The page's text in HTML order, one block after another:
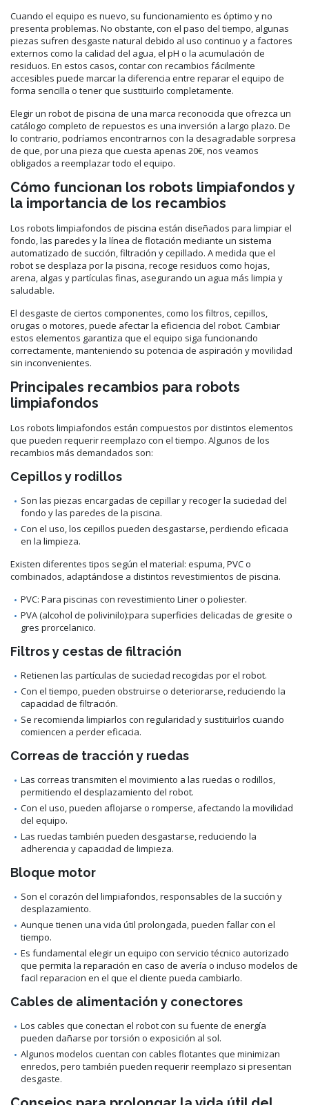
Cuando el equipo es nuevo, su funcionamiento es óptimo y no
presenta problemas. No obstante, con el paso del tiempo, algunas
piezas sufren desgaste natural debido al uso continuo y a factores
externos como la calidad del agua, el pH o la acumulación de
residuos. En estos casos, contar con recambios fácilmente
accesibles puede marcar la diferencia entre reparar el equipo de
forma sencilla o tener que sustituirlo completamente.
Elegir un robot de piscina de una marca reconocida que ofrezca un
catálogo completo de repuestos es una inversión a largo plazo. De
lo contrario, podríamos encontrarnos con la desagradable sorpresa
de que, por una pieza que cuesta apenas 20€, nos veamos
obligados a reemplazar todo el equipo.
Cómo funcionan los robots limpiafondos y
la importancia de los recambios
Los robots limpiafondos de piscina están diseñados para limpiar el
fondo, las paredes y la línea de flotación mediante un sistema
automatizado de succión, filtración y cepillado. A medida que el
robot se desplaza por la piscina, recoge residuos como hojas,
arena, algas y partículas finas, asegurando un agua más limpia y
saludable.
El desgaste de ciertos componentes, como los filtros, cepillos,
orugas o motores, puede afectar la eficiencia del robot. Cambiar
estos elementos garantiza que el equipo siga funcionando
correctamente, manteniendo su potencia de aspiración y movilidad
sin inconvenientes.
Principales recambios para robots
limpiafondos
Los robots limpiafondos están compuestos por distintos elementos
que pueden requerir reemplazo con el tiempo. Algunos de los
recambios más demandados son:
Cepillos y rodillos
Son las piezas encargadas de cepillar y recoger la suciedad del
fondo y las paredes de la piscina.
Con el uso, los cepillos pueden desgastarse, perdiendo eficacia
en la limpieza.
Existen diferentes tipos según el material: espuma, PVC o
combinados, adaptándose a distintos revestimientos de piscina.
PVC: Para piscinas con revestimiento Liner o poliester.
PVA (alcohol de polivinilo):para superficies delicadas de gresite o
gres prorcelanico.
Filtros y cestas de filtración
Retienen las partículas de suciedad recogidas por el robot.
Con el tiempo, pueden obstruirse o deteriorarse, reduciendo la
capacidad de filtración.
Se recomienda limpiarlos con regularidad y sustituirlos cuando
comiencen a perder eficacia.
Correas de tracción y ruedas
Las correas transmiten el movimiento a las ruedas o rodillos,
permitiendo el desplazamiento del robot.
Con el uso, pueden aflojarse o romperse, afectando la movilidad
del equipo.
Las ruedas también pueden desgastarse, reduciendo la
adherencia y capacidad de limpieza.
Bloque motor
Son el corazón del limpiafondos, responsables de la succión y
desplazamiento.
Aunque tienen una vida útil prolongada, pueden fallar con el
tiempo.
Es fundamental elegir un equipo con servicio técnico autorizado
que permita la reparación en caso de avería o incluso modelos de
facil reparacion en el que el cliente pueda cambiarlo.
Cables de alimentación y conectores
Los cables que conectan el robot con su fuente de energía
pueden dañarse por torsión o exposición al sol.
Algunos modelos cuentan con cables flotantes que minimizan
enredos, pero también pueden requerir reemplazo si presentan
desgaste.